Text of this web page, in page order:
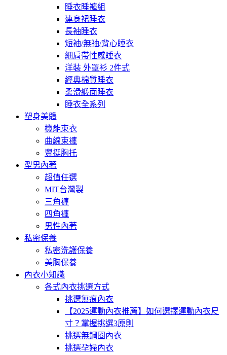
睡衣睡褲組
連身裙睡衣
長袖睡衣
短袖/無袖/背心睡衣
細肩帶性感睡衣
洋裝 外罩衫 2件式
經典棉質睡衣
柔滑緞面睡衣
睡衣全系列
塑身美體
機能束衣
曲線束褲
豐挺胸托
型男內著
超值任選
MIT台灣製
三角褲
四角褲
男性內著
私密保養
私密洗護保養
美胸保養
內衣小知識
各式內衣挑選方式
挑選無痕內衣
【2025運動內衣推薦】如何選擇運動內衣尺
寸？掌握挑選3原則
挑選無鋼圈內衣
挑選孕婦內衣